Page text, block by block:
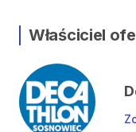
Właściciel